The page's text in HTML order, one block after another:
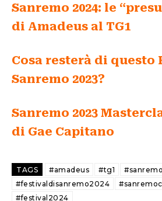
Sanremo 2024: le
di Amadeus al TG1
Cosa resterà di questo
Sanremo 2023?
Sanremo 2023
di Gae Capitano
TAGS #amadeus #tg1
#festivaldisanremo2024
#festival2024